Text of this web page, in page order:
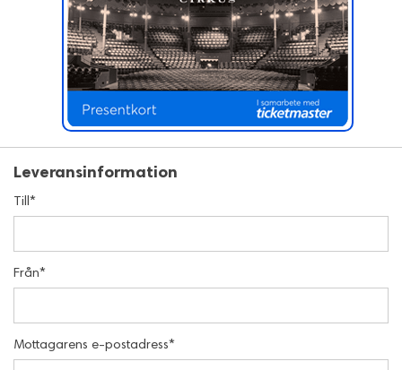
Leveransinformation
Till*
Från*
Mottagarens e-postadress*